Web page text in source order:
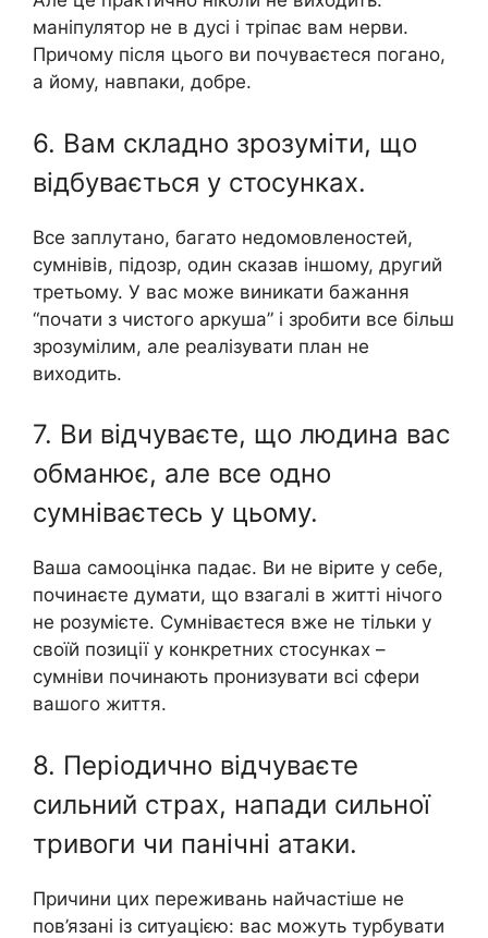
маніпулятор не в дусі і тріпає вам нерви.
Причому після цього ви почуваєтеся погано,
а йому, навпаки, добре.
6. Вам складно зрозуміти, що
відбувається у стосунках.
Все заплутано, багато недомовленостей,
сумнівів, підозр, один сказав іншому, другий
третьому. У вас може виникати бажання
“почати з чистого аркуша” і зробити все більш
зрозумілим, але реалізувати план не
виходить.
7. Ви відчуваєте, що людина вас
обманює, але все одно
сумніваєтесь у цьому.
Ваша самооцінка падає. Ви не вірите у себе,
починаєте думати, що взагалі в житті нічого
не розумієте. Сумніваєтеся вже не тільки у
своїй позиції у конкретних стосунках –
сумніви починають пронизувати всі сфери
вашого життя.
8. Періодично відчуваєте
сильний страх, напади сильної
тривоги чи панічні атаки.
Причини цих переживань найчастіше не
пов’язані із ситуацією: вас можуть турбувати